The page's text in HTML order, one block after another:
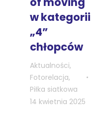
w kategorii
„4”
chłopców
Aktualności,
Fotorelacja,
Piłka siatkowa
14 kwietnia 2025